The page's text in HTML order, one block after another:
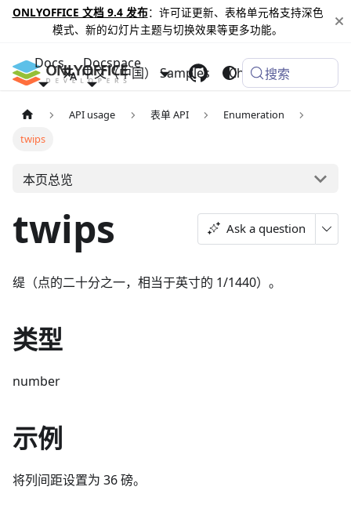
ONLYOFFICE 文档 9.4 发布：许可证更新、表格单元格支持深色
模式、新的幻灯片主题与切换效果等更多功能。
Docs Docspace
Samples Changelog
中文（中国） 搜索
API usage 表单 API
Enumeration
twips
本页总览
twips Ask a question
缇（点的二十分之一，相当于英寸的 1/1440）。
类型
number
示例
将列间距设置为 36 磅。